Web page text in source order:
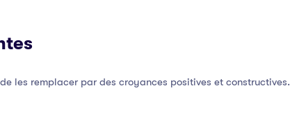
les remplacer par des croyances positives et constructives.